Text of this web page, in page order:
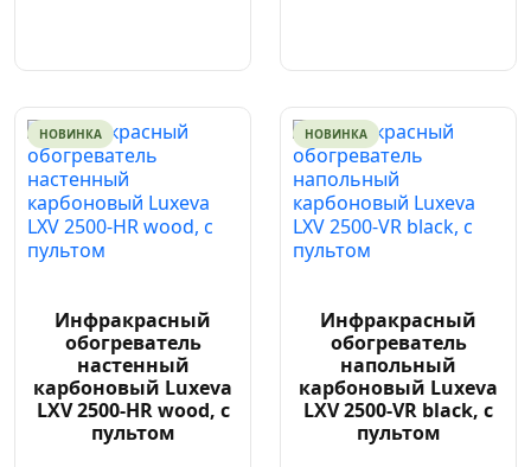
НОВИНКА
Инфракрасный
обогреватель
настенный
карбоновый Luxeva
LXV 2500-HR wood, с
пультом
НОВИНКА
Инфракрасный
обогреватель
напольный
карбоновый Luxeva
LXV 2500-VR black, с
пультом